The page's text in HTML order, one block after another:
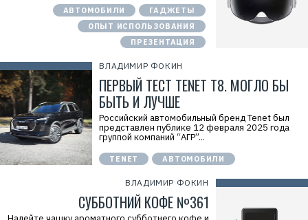
АВТОМОБИЛИ
ГАДЖЕТЫ
ОПЫТ ИСПОЛЬЗОВАНИЯ
ПРЕЗЕНТАЦИЯ
ВЛАДИМИР ФОКИН
ПЕРВЫЙ ТЕСТ TENET T8. МОГЛО БЫ
БЫТЬ И ЛУЧШЕ
Российский автомобильный бренд Tenet был
представлен публике 12 февраля 2025 года
группой компаний “АГР”...
TENET АВТОМОБИЛИ
ВЛАДИМИР ФОКИН
СУББОТНИЙ КОФЕ №361